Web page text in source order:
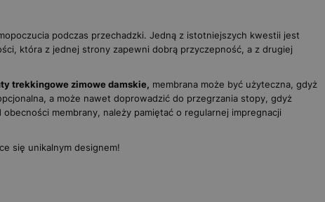
podczas przechadzki. Jedną z istotniejszych kwestii jest
która z jednej strony zapewni dobrą przyczepność, a z drugiej
trekkingowe zimowe damskie, membrana może być użyteczna, gdyż
a może nawet doprowadzić do przegrzania stopy, gdyż
membrany, należy pamiętać o regularnej impregnacji
się unikalnym designem!